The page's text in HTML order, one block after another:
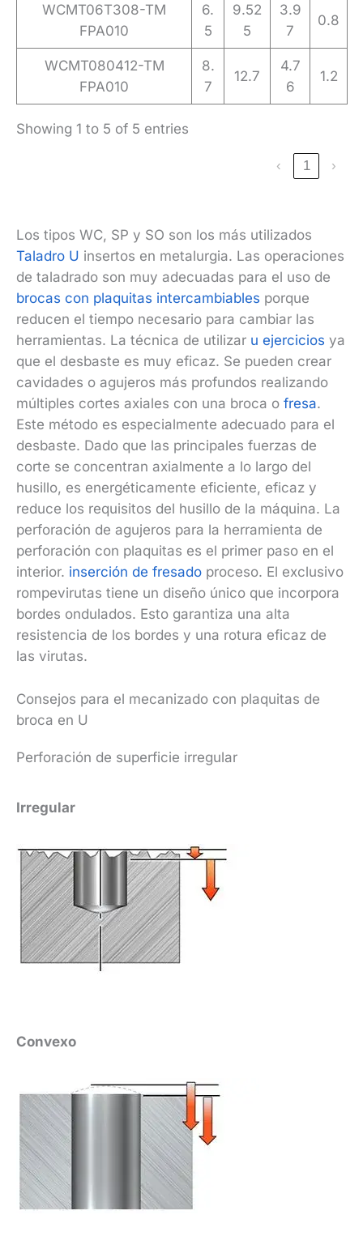
WCMT06T308-TM
FPA010
6.
5
9.52
5
3.9
7
0.8
WCMT080412-TM
FPA010
8.
7
12.7
4.7
6
1.2
Showing 1 to 5 of 5 entries
‹ 1 ›
Los tipos WC, SP y SO son los más utilizados
Taladro U insertos en metalurgia. Las operaciones
de taladrado son muy adecuadas para el uso de
brocas con plaquitas intercambiables porque
reducen el tiempo necesario para cambiar las
herramientas. La técnica de utilizar u ejercicios ya
que el desbaste es muy eficaz. Se pueden crear
cavidades o agujeros más profundos realizando
múltiples cortes axiales con una broca o fresa.
Este método es especialmente adecuado para el
desbaste. Dado que las principales fuerzas de
corte se concentran axialmente a lo largo del
husillo, es energéticamente eficiente, eficaz y
reduce los requisitos del husillo de la máquina. La
perforación de agujeros para la herramienta de
perforación con plaquitas es el primer paso en el
interior. inserción de fresado proceso. El exclusivo
rompevirutas tiene un diseño único que incorpora
bordes ondulados. Esto garantiza una alta
resistencia de los bordes y una rotura eficaz de
las virutas.
Consejos para el mecanizado con plaquitas de
broca en U
Perforación de superficie irregular
Irregular
Convexo